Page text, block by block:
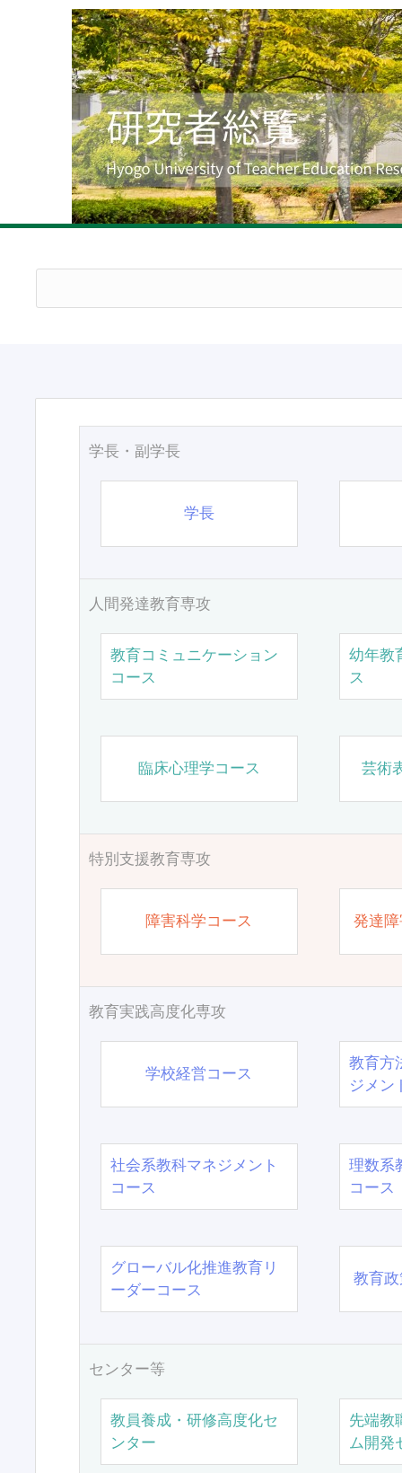
学長・副学長
学長
人間発達教育専攻
教育コミュニケーション
コース
幼年教
ス
臨床心理学コース 芸術
特別支援教育専攻
障害科学コース 発達
教育実践高度化専攻
学校経営コース
教育方
ジメン
社会系教科マネジメント
コース
理数系
コース
グローバル化推進教育リ
ーダーコース
教育
センター等
教員養成・研修高度化セ
ンター
先端教
ム開発